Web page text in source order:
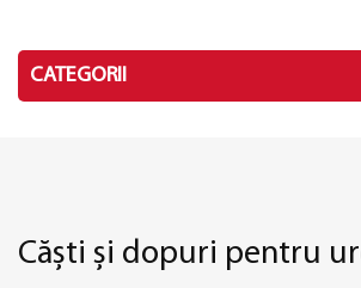
CATEGORII
Căști și dopuri pentru